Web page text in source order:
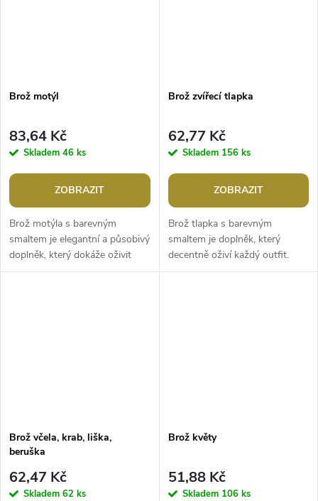
Brož motýl
83,64 Kč
Skladem 46 ks
ZOBRAZIT
Brož motýla s barevným
smaltem je elegantní a působivý
doplněk, který dokáže oživit
každý outfit. Je zpracována s
Brož zvířecí tlapka
62,77 Kč
Skladem 156 ks
ZOBRAZIT
Brož tlapka s barevným
smaltem je doplněk, který
decentně oživí každý outfit.
Svým designem spojuje hravost
Brož včela, krab, liška,
beruška
62,47 Kč
Skladem 62 ks
Brož květy
51,88 Kč
Skladem 106 ks